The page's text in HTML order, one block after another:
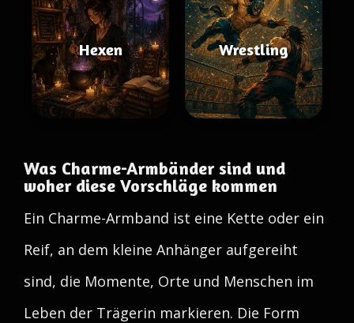
Hexen Wrestling
Was Charme-Armbänder sind und
woher diese Vorschläge kommen
Ein Charme-Armband ist eine Kette oder ein
Reif, an dem kleine Anhänger aufgereiht
sind, die Momente, Orte und Menschen im
Leben der Trägerin markieren. Die Form